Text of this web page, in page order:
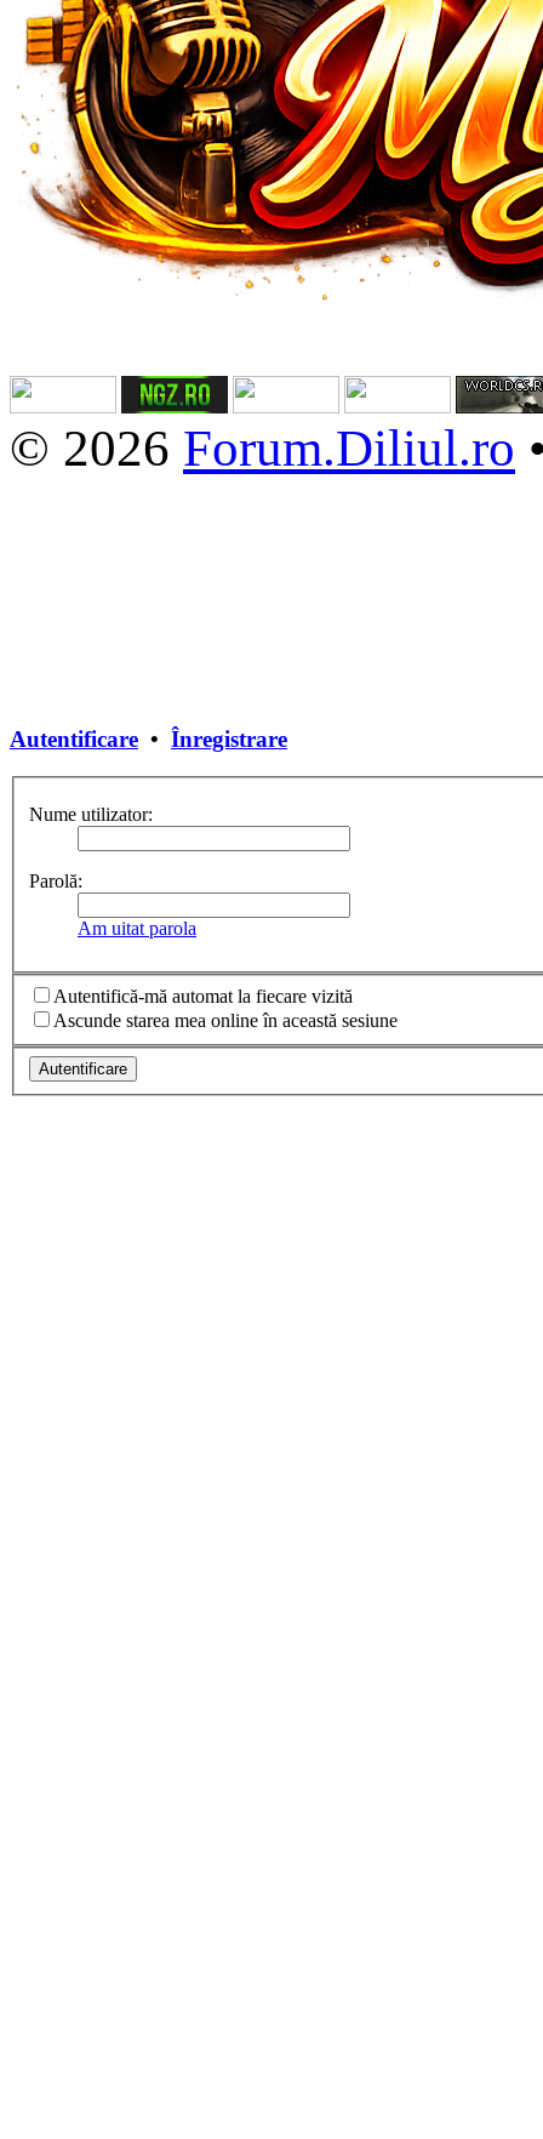
© 2026 Forum.Diliul.ro
Autentificare • Înregistrare
Nume utilizator:
Parolă:
Am uitat parola
Autentifică-mă automat la fiecare vizită
Ascunde starea mea online în această sesiune